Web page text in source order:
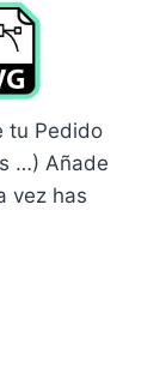
tu Pedido
…) Añade
vez has